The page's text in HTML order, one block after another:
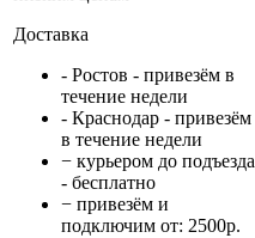
Доставка
- Ростов - привезём в
течение недели
- Краснодар - привезём
в течение недели
− курьером до подъезда
- бесплатно
− привезём и
подключим от: 2500р.